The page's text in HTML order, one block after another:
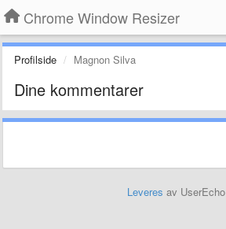
Chrome Window Resizer
Profilside Magnon Silva
Dine kommentarer
Leveres av UserEcho